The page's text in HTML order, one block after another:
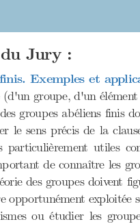
Jury :
Exemples et
groupe, d'un
groupes abéliens finis
le sens précis de la
particulièrement utiles
de connaître les
des groupes doivent
opportunément exploitée
ou étudier les